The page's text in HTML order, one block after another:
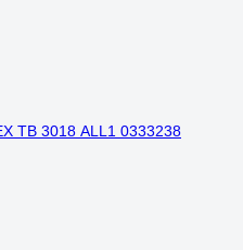
TB 3018 ALL1 0333238